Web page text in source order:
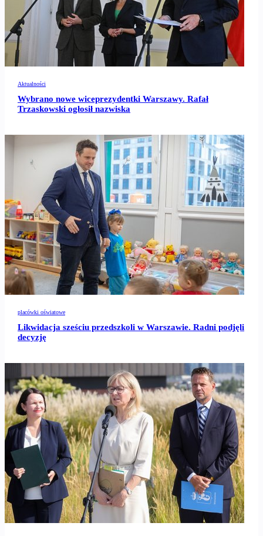
Aktualności
Wybrano nowe wiceprezydentki Warszawy. Rafał
Trzaskowski ogłosił nazwiska
placówki oświatowe
Likwidacja sześciu przedszkoli w Warszawie. Radni podjęli
decyzję